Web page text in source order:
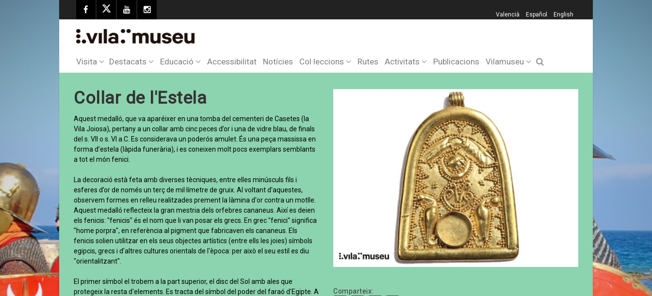
Valencià Español English
Visita Destacats Educació Accessibilitat Notícies Col·leccions Rutes Activitats Publicacions Vilamuseu
Collar de l'Estela
Aquest medalló, que va aparéixer en una tomba del cementeri de Casetes (la
Vila Joiosa), pertany a un collar amb cinc peces d’or i una de vidre blau, de finals
del s. VII o s. VI a.C. Es considerava un poderós amulet. És una peça massissa en
forma d’estela (làpida funerària), i es coneixen molt pocs exemplars semblants
a tot el món fenici.
La decoració està feta amb diverses tècniques, entre elles minúsculs fils i
esferes d’or de només un terç de mil·límetre de gruix. Al voltant d'aquestes,
observem formes en relleu realitzades prement la làmina d'or contra un motlle.
Aquest medalló reflecteix la gran mestria dels orfebres cananeus. Així es deien
els fenicis: "fenicis" és el nom que li van posar els grecs. En grec "fenici" significa
"home porpra", en referència al pigment que fabricaven els cananeus. Els
fenicis solien utilitzar en els seus objectes artístics (entre ells les joies) símbols
egipcis, grecs i d'altres cultures orientals de l'època: per això el seu estil es diu
"orientalitzant".
El primer símbol el trobem a la part superior, el disc del Sol amb ales que
protegeix la resta d'elements. Es tracta del símbol del poder del faraó d'Egipte. A
Comparteix: